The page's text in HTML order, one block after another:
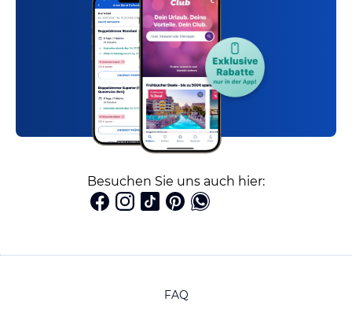
Besuchen Sie uns auch hier:
FAQ